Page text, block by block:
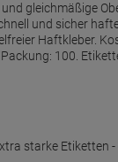
gleichmäßige
und sicher
Haftkleber.
100.
starke Etiketten